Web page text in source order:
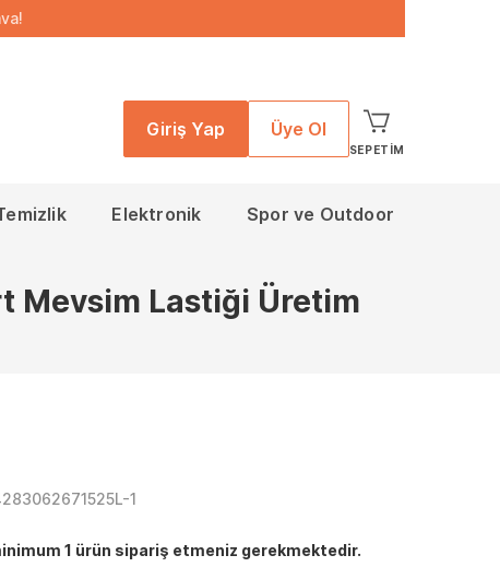
Giriş Yap Üye Ol
SEPETIM
Elektronik Spor ve Outdoor
Mevsim Lastiği Üretim
1
1 ürün sipariş etmeniz gerekmektedir.